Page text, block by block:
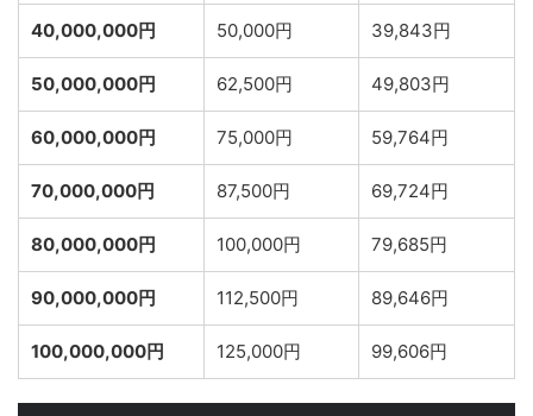
40,000,000円 50,000円 39,843円
50,000,000円 62,500円 49,803円
60,000,000円 75,000円 59,764円
70,000,000円 87,500円 69,724円
80,000,000円 100,000円 79,685円
90,000,000円 112,500円 89,646円
100,000,000円 125,000円 99,606円